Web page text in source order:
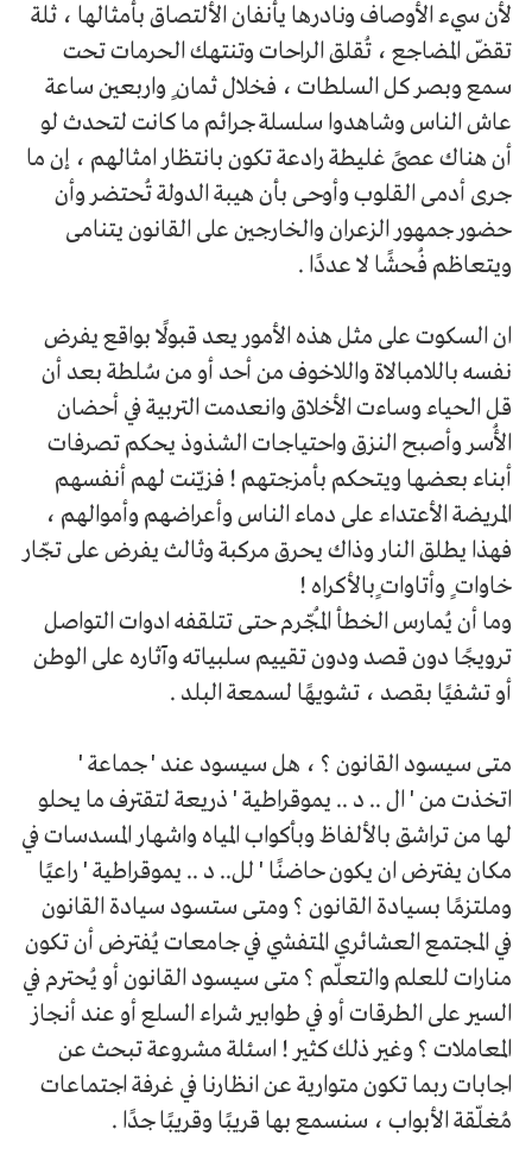
لأن سيء الأوصاف ونادرها يأنفان الألتصاق بأمثالها ، ثلة
تقضّ المضاجع ، تُقلق الراحات وتنتهك الحرمات تحت
سمع وبصر كل السلطات ، فخلال ثمان ٍ واربعين ساعة
عاش الناس وشاهدوا سلسلة جرائم ما كانت لتحدث لو
أن هناك عصىً غليطة رادعة تكون بانتظار امثالهم ، إن ما
جرى أدمى القلوب وأوحى بأن هيبة الدولة تُحتضر وأن
حضور جمهور الزعران والخارجين على القانون يتنامى
ويتعاظم فُحشًا لا عددًا .
ان السكوت على مثل هذه الأمور يعد قبولًا بواقع يفرض
نفسه باللامبالاة واللاخوف من أحد أو من سُلطة بعد أن
قل الحياء وساءت الأخلاق وانعدمت التربية في أحضان
الأُسر وأصبح النزق واحتياجات الشذوذ يحكم تصرفات
أبناء بعضها ويتحكم بأمزجتهم ! فزيّنت لهم أنفسهم
المريضة الأعتداء على دماء الناس وأعراضهم وأموالهم ،
فهذا يطلق النار وذاك يحرق مركبة وثالث يفرض على تجّار
خاوات ٍ وأتاوات ٍبالأكراه !
وما أن يُمارس الخطأ المُجّرم حتى تتلقفه ادوات التواصل
ترويجًا دون قصد ودون تقييم سلبياته وآثاره على الوطن
أو تشفيًا بقصد ، تشويهًا لسمعة البلد .
متى سيسود القانون ؟ ، هل سيسود عند ' جماعة '
اتخذت من ' ال .. د .. يموقراطية ' ذريعة لتقترف ما يحلو
لها من تراشق بالألفاظ وبأكواب المياه واشهار المسدسات في
مكان يفترض ان يكون حاضنًا ' لل.. د .. يموقراطية ' راعيًا
وملتزمًا بسيادة القانون ؟ ومتى ستسود سيادة القانون
في المجتمع العشائري المتفشي في جامعات يُفترض أن تكون
منارات للعلم والتعلّم ؟ متى سيسود القانون أو يُحترم في
السير على الطرقات أو في طوابير شراء السلع أو عند أنجاز
المعاملات ؟ وغير ذلك كثير ! اسئلة مشروعة تبحث عن
اجابات ربما تكون متوارية عن انظارنا في غرفة اجتماعات
مُغلّقة الأبواب ، سنسمع بها قريبًا وقريبًا جدًا .